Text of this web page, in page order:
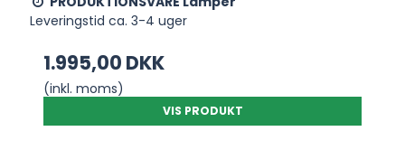
Leveringstid ca. 3-4 uger
1.995,00 DKK
(inkl. moms)
VIS PRODUKT